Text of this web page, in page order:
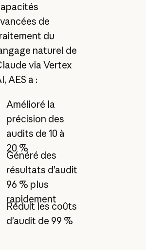
de
du
naturel de
via Vertex
AES a :
Amélioré la
précision des
audits de 10 à
20 %
Généré des
résultats d’audit
96 % plus
rapidement
Réduit les coûts
d’audit de 99 %